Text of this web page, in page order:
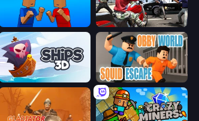
Puppet Fighter 2 Player Grand Action Simulator: New York
Ships 3D